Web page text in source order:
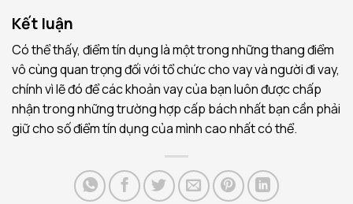
Kết luận
Có thể thấy, điểm tín dụng là một trong những thang điểm
vô cùng quan trọng đối với tổ chức cho vay và người đi vay,
chính vì lẽ đó để các khoản vay của bạn luôn được chấp
nhận trong những trường hợp cấp bách nhất bạn cần phải
giữ cho số điểm tín dụng của mình cao nhất có thể.